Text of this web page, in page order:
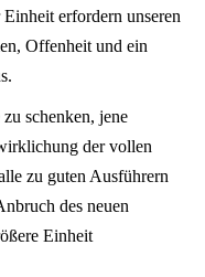
erfordern unseren
Offenheit und ein
schenken, jene
der vollen
zu guten Ausführern
des neuen
Einheit